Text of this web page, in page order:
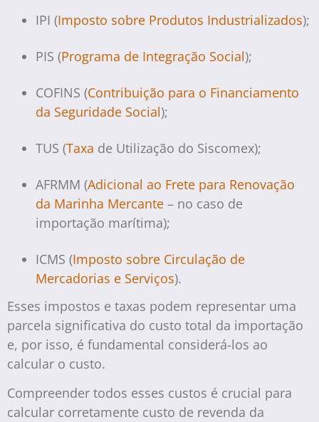
IPI (Imposto sobre Produtos Industrializados);
PIS (Programa de Integração Social);
COFINS (Contribuição para o Financiamento
da Seguridade Social);
TUS (Taxa de Utilização do Siscomex);
AFRMM (Adicional ao Frete para Renovação
da Marinha Mercante – no caso de
importação marítima);
ICMS (Imposto sobre Circulação de
Mercadorias e Serviços).
Esses impostos e taxas podem representar uma
parcela significativa do custo total da importação
e, por isso, é fundamental considerá-los ao
calcular o custo.
Compreender todos esses custos é crucial para
calcular corretamente custo de revenda da